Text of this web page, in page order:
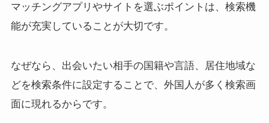
マッチングアプリやサイトを選ぶポイントは、検索機
能が充実していることが大切です。
なぜなら、出会いたい相手の国籍や言語、居住地域な
どを検索条件に設定することで、外国人が多く検索画
面に現れるからです。